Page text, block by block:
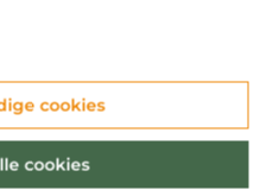
cookies
cookies